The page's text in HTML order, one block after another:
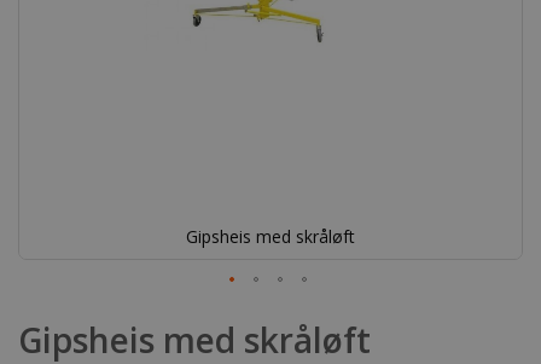
Gipsheis med skråløft
til
begynnelsen
Gipsheis med skråløft